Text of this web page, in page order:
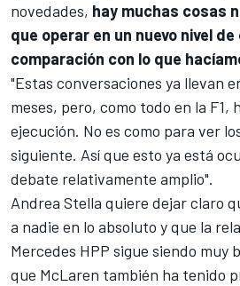
novedades, hay muchas cosas
que operar en un nuevo nivel
comparación con lo que
"Estas conversaciones ya llevan
meses, pero, como todo en la F1,
ejecución. No es como para ver
siguiente. Así que esto ya está
debate relativamente amplio".
Andrea Stella quiere dejar claro
a nadie en lo absoluto y que la
Mercedes HPP sigue siendo muy
que McLaren también ha tenido